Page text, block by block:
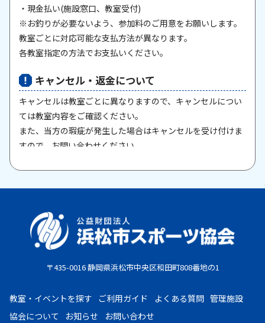
・現金払い(施設窓口、教室受付)
※お釣りが必要ないよう、参加料のご用意をお願いします。
教室ごとに対応可能な支払方法が異なります。
各教室指定の方法でお支払いください。
キャンセル・返金について
キャンセルは教室ごとに異なりますので、キャンセルについ
ては教室内容をご確認ください。
また、当方の瑕疵が発生した場合はキャンセルを受け付けま
すので、お問い合わせください。
原則として、一旦納入された参加料・受講料は返金いたしま
せん。また、欠席等による参加料の返金は原則としていたし
限が出された場合は、担当者までご相談ください。
お支払期限
・コンビニ払い：お申し込み後、7日以内にお申し込み時に
・クレジットカード：お申し込み後、30日以内に課金となり
ます。
〒435-0016 静岡県浜松市中央区和田町808番地の1
教室・イベントを探す ご利用ガイド よくある質問 管理施設
協会について
お知らせ お問い合わせ